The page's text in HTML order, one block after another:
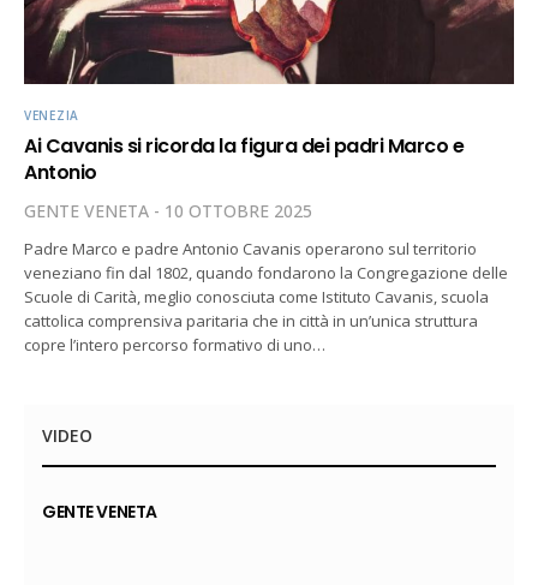
VENEZIA
Ai Cavanis si ricorda la figura dei padri Marco e
Antonio
GENTE VENETA 10 OTTOBRE 2025
Padre Marco e padre Antonio Cavanis operarono sul territorio
veneziano fin dal 1802, quando fondarono la Congregazione delle
Scuole di Carità, meglio conosciuta come Istituto Cavanis, scuola
cattolica comprensiva paritaria che in città in un’unica struttura
copre l’intero percorso formativo di uno…
VIDEO
GENTE VENETA